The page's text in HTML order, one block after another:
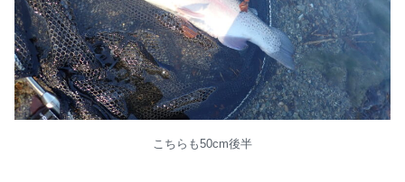
こちらも50cm後半